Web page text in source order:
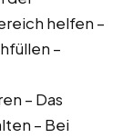
helfen –
–
– Das
– Bei